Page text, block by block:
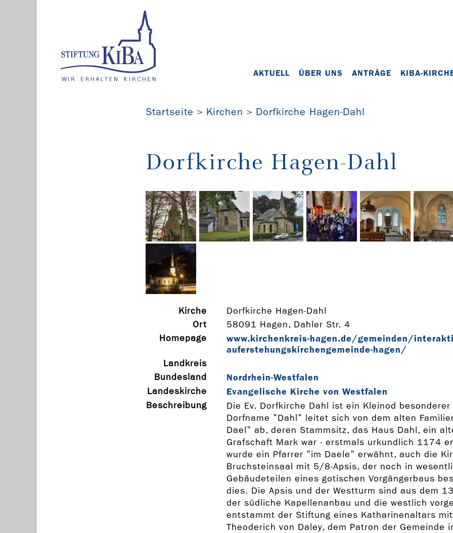
AKTUELL ÜBER UNS ANTRÄGE KIBA-
Startseite Kirchen Dorfkirche Hagen-Dahl
Dorfkirche Hagen-Dahl
Kirche
Dorfkirche Hagen-Dahl
Ort
58091 Hagen, Dahler Str. 4
Homepage
www.kirchenkreis-­hagen.de/gemeinden/
auferstehungskirchengemeinde-­hagen/
Landkreis
Bundesland
Nordrhein-Westfalen
Landeskirche Evangelische Kirche von Westfalen
Beschreibung
Die Ev. Dorfkirche Dahl ist ein Kleinod
Dorfname "Dahl" leitet sich von dem alten
Dael" ab, deren Stammsitz, das Haus Dahl, ein
Grafschaft Mark war - erstmals urkundlich 1174
wurde ein Pfarrer "im Daele" erwähnt, auch die
Bruchsteinsaal mit 5/8-Apsis, der noch in
Gebäudeteilen eines gotischen Vorgängerbaus
dies. Die Apsis und der Westturm sind aus dem
der südliche Kapellenanbau und die westlich
entstammt der Stiftung eines Katharinenaltars
Theoderich von Daley, dem Patron der Gemeinde